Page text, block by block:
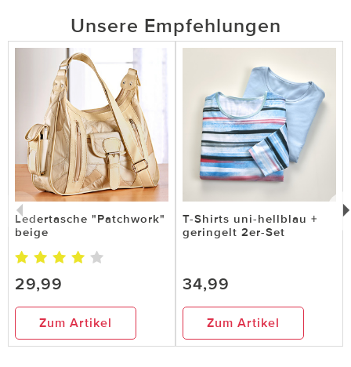
Unsere Empfehlungen
Ledertasche "Patchwork"
beige
29,99
Zum Artikel
T-Shirts uni-hellblau +
geringelt 2er-Set
34,99
Zum Artikel